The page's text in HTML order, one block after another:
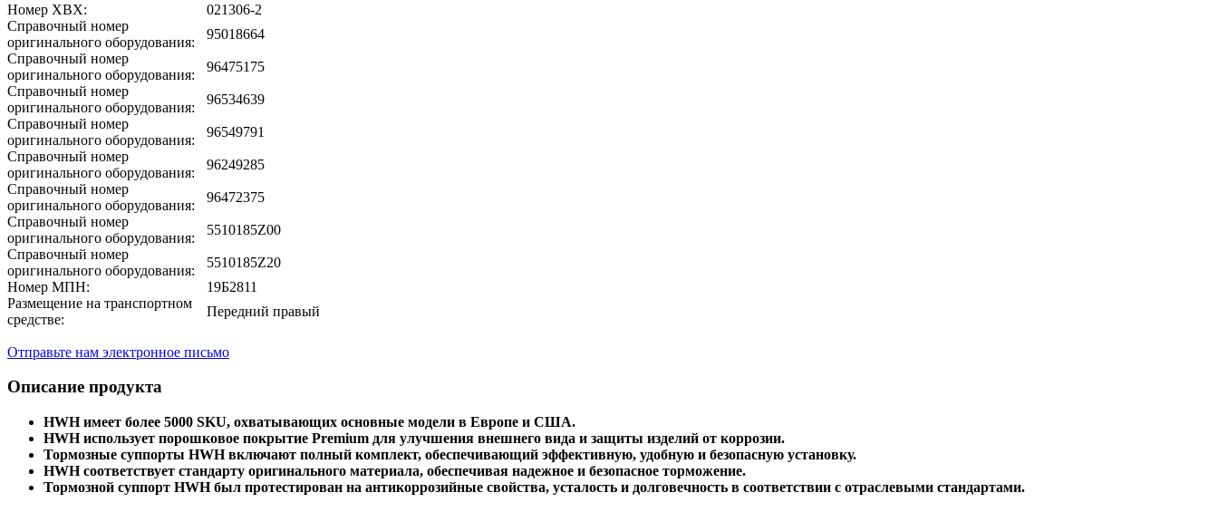
Номер ХВХ:
021306-2
Справочный номер
оригинального оборудования:
95018664
Справочный номер
оригинального оборудования:
96475175
Справочный номер
оригинального оборудования:
96534639
Справочный номер
оригинального оборудования:
96549791
Справочный номер
оригинального оборудования:
96249285
Справочный номер
оригинального оборудования:
96472375
Справочный номер
оригинального оборудования:
5510185Z00
Справочный номер
оригинального оборудования:
5510185Z20
Номер МПН:
19Б2811
Размещение на транспортном
средстве:
Передний правый
Отправьте нам электронное письмо
Описание продукта
HWH имеет более 5000 SKU, охватывающих основные модели в Европе и США.
HWH использует порошковое покрытие Premium для улучшения внешнего вида и защиты изделий от коррозии.
Тормозные суппорты HWH включают полный комплект, обеспечивающий эффективную, удобную и безопасную установку.
HWH соответствует стандарту оригинального материала, обеспечивая надежное и безопасное торможение.
Тормозной суппорт HWH был протестирован на антикоррозийные свойства, усталость и долговечность в соответствии с отраслевыми стандартами.